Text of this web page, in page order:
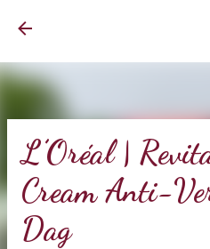
L’Oréal |
Cream Anti-
Dag